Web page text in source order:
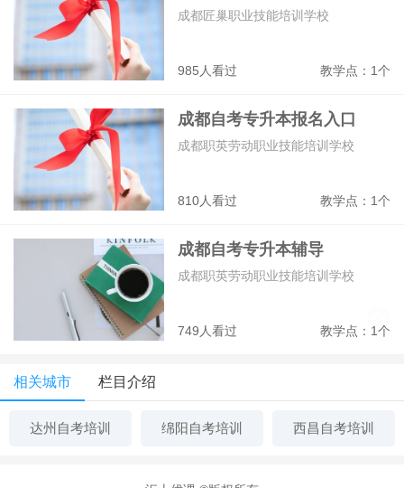
章
985人看过 教学点：1个
成都匠巢职业技能培训学校
成都自考专升本报名入口
810人看过 教学点：1个
成都职英劳动职业技能培训学校
成都自考专升本辅导
749人看过 教学点：1个
成都职英劳动职业技能培训学校
相关城市 栏目介绍
达州自考培训 绵阳自考培训 西昌自考培训